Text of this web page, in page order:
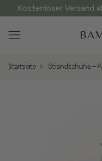
Kostenloser Versand
Startseite Strandschuhe –